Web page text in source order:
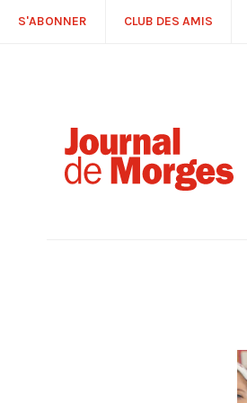
S'ABONNER CLUB DES AMIS